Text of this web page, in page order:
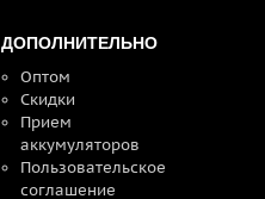
ДОПОЛНИТЕЛЬНО
Оптом
Скидки
Прием
аккумуляторов
Пользовательское
соглашение